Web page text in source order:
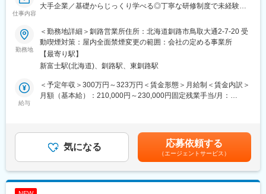
仕事内容
大手企業／基礎からじっくり学べる◎丁寧な研修制度で未経験の
■職務内容：
担当エリアのお客様（個人宅や企業）へ訪問し、配置薬（お薬
箱）や健康食品の提案をお任せします。
※既に、取引のあるお客様先を訪問するスタイルです。
＜仕事の流れ＞
へ訪問をします。
勤務地
＜勤務地詳細＞釧路営業所住所：北海道釧路市鳥取大通2-7-20 受
動喫煙対策：屋内全面禁煙変更の範囲：会社の定める事業所
【最寄り駅】
新富士駅(北海道)、釧路駅、東釧路駅
給与
＜予定年収＞300万円～323万円＜賃金形態＞月給制＜賃金内訳＞
月額（基本給）：210,000円～230,000円固定残業手当/月：
年収は当社規定に基づき、年齢や経験に応じて決定します。・昇
給：年1回（4月）＜モデル給与＞※入社3年目平均基本給＋各種手
当＋業績連動給→総支給月額344,141円※業績連動給：月の予算達
成や売り上げに対して支払われます賃金はあくまでも目安の金額
であり、選考を通じて上下する可能性があります。月給(月額)は固
気になる 応募依頼する
（エージェントサービス）